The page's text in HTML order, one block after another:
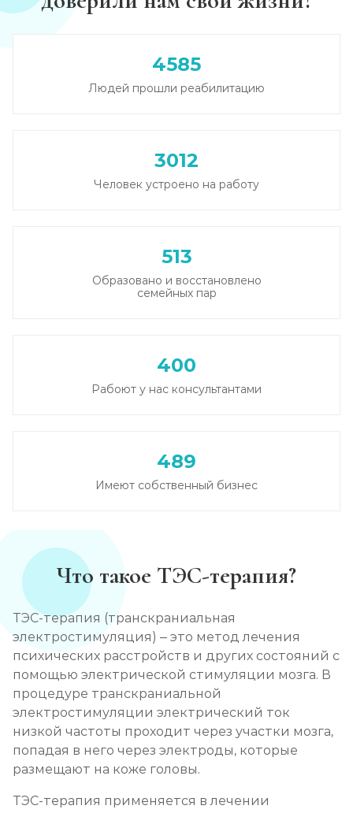
Экстренное вытрезвление
Прокапаться от алкоголя
Записаться
Круглосуточный вывод из запоя
Вывод из запоя в стационаре (сутки)
Записаться
Лечение плазмаферезом
от 3 600 ₽
Кодирование от алкоголизма
от 2 500 ₽ Записаться
Кодирование на дому
от 2 850 ₽ Записаться
4585
Людей прошли реабилитацию
3012
Человек устроено на работу
513
Образовано и восстановлено
семейных пар
400
Рабоют у нас консультантами
489
Имеют собственный бизнес
Что такое ТЭС-терапия?
ТЭС-терапия (транскраниальная
электростимуляция) – это метод лечения
психических расстройств и других состояний с
помощью электрической стимуляции мозга. В
процедуре транскраниальной
электростимуляции электрический ток
низкой частоты проходит через участки мозга,
попадая в него через электроды, которые
размещают на коже головы.
ТЭС-терапия применяется в лечении